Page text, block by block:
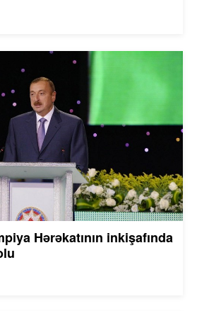
Hərəkatının inkişafında